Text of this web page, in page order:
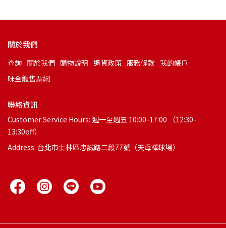
關於我們
查詢 關於我們 購物說明 退貨政策 服務條款 我的帳戶
味全龍售票網
聯絡資訊
Customer Service Hours: 週一至週五 10:00-17:00 （12:30-
13:30off）
Address: 台北市士林區忠誠路二段77號（天母棒球場）